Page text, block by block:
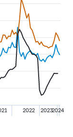
2022 20232024